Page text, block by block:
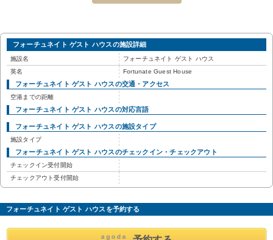
フォーチュネイト ゲスト ハウスの施設詳細
施設名
フォーチュネイト ゲスト ハウス
英名
Fortunate Guest House
フォーチュネイト ゲスト ハウスの交通・アクセス
空港までの距離
フォーチュネイト ゲスト ハウスの対応言語
フォーチュネイト ゲスト ハウスの施設タイプ
施設タイプ
フォーチュネイト ゲスト ハウスのチェックイン・チェックアウト
チェックイン受付開始
チェックアウト受付開始
フォーチュネイト ゲスト ハウスを予約する